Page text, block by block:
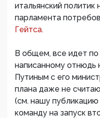
итальянский политик
парламента
Гейтса.
В общем, все идет по
написанному отнюдь
Путиным с его
плана даже не
(см. нашу
команду на запуск